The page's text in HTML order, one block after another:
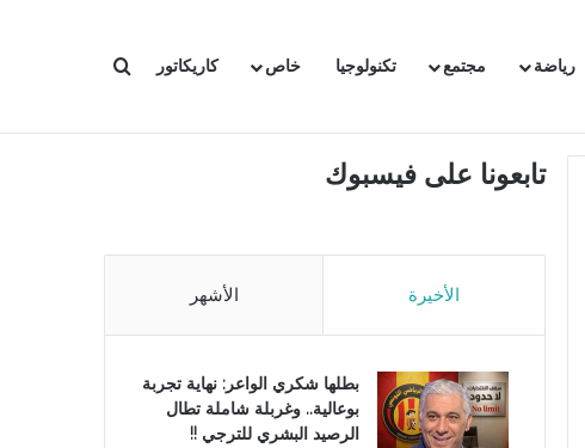
رياضة مجتمع تكنولوجيا خاص كاريكاتور بحث عن
تابعونا على فيسبوك
الأخيرة الأشهر
بطلها شكري الواعر: نهاية تجربة
بوعالية.. وغربلة شاملة تطال
الرصيد البشري للترجي !!